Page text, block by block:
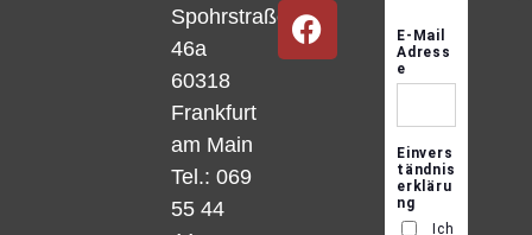
Spohrstraße
46a
60318
Frankfurt
am Main
Tel.: 069
55 44